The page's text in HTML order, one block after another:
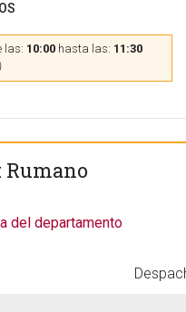
las: 10:00 hasta las: 11:30
del departamento